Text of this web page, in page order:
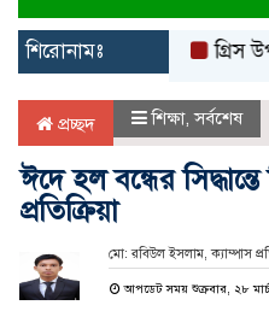
শিরোনামঃ গ্রিস
প্রচ্ছদ শিক্ষা,সর্বশেষ
ঈদে হল বন্ধের সিদ্ধান্তে
প্রতিক্রিয়া
মো: রবিউল ইসলাম, ক্যাম্পাস
আপডেট সময় শুক্রবার, ২৮